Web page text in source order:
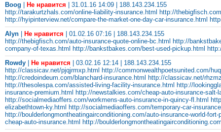
Boog Не нравится | 31.01.16 14:09 | 188.143.234.155
http://tarakurtzhals.com/online-liability-insurance.html
http://
http://hyipinterview.net/compare-the-market-one-day-car-insurance.html
Alyn
Не нравится | 01.02.16 07:16 | 188.143.234.155
http://thebigfisch.com/auto-insurance-quote-online-bc.html
http://
company-of-texas.html
http://bankstbakes.com/best-used-pickup.html
Rowdy
Не нравится | 03.02.16 12:14 | 188.143.234.155
http://classicav.net/pjqjrmxp.html
http://commonwealthpoetsunited.com/
http://credoindeum.com/blanchard-insurance.html
http://classicav.net/
http://thesolespa.com/assisted-living-facility-insurance.html
http://
insurance-premium.html
http://newstalkies.com/cheap-auto-insurance-salt-
http://socialmediaoffers.com/workmens-auto-insurance-in-quincy-fl.html
elizabethtown-ky.html
http://socialmediaoffers.com/temporary-car-
http://boulderlongmontheatingairconditioning.com/auto-insurance-world-fort-
cheap-auto-insurance.html
http://